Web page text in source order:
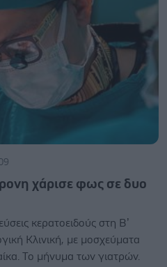
χάρισε φως σε δυο
κερατοειδούς στη Β’
Κλινική, με μοσχεύματα
Το μήνυμα των γιατρών.